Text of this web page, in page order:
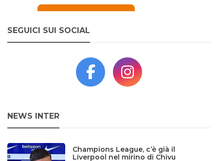
SEGUICI SUI SOCIAL
NEWS INTER
Champions League, c’è già il
Liverpool nel mirino di Chivu